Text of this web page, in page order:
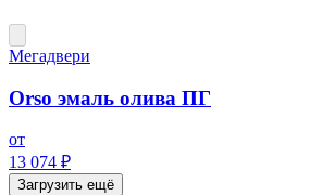
Мегадвери
Orso эмаль олива ПГ
от
13 074 ₽
Загрузить ещё